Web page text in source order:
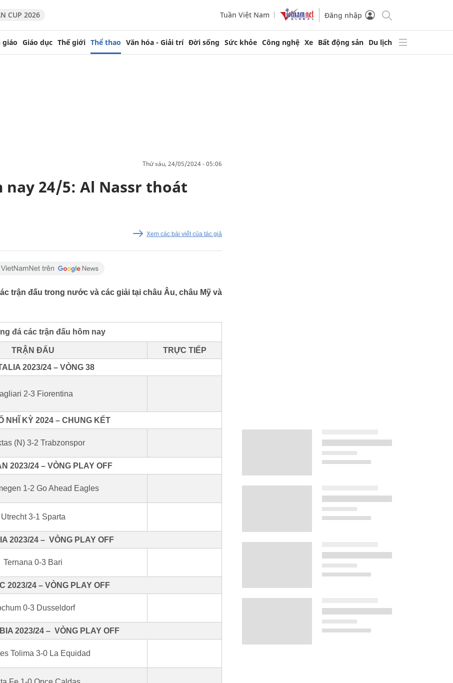
CUP 2026 Tuần Việt Nam Đăng nhập
giáo Giáo dục Thế giới Thể thao Văn hóa - Giải trí Đời sống Sức khỏe Công nghệ Xe Bất động sản Du lịch
thứ sáu, 24/05/2024 - 05:06
nay 24/5: Al Nassr thoát
Xem các bài viết của tác giả
trận đấu trong nước và các giải tại châu Âu, châu Mỹ và
đá các trận đấu hôm nay
TRẬN ĐẤU
TRỰC TIẾP
2023/24 – VÒNG 38
2-3 Fiorentina
NHĨ KỲ 2024 – CHUNG KẾT
(N) 3-2 Trabzonspor
2023/24 – VÒNG PLAY OFF
1-2 Go Ahead Eagles
Utrecht 3-1 Sparta
2023/24 – VÒNG PLAY OFF
Ternana 0-3 Bari
2023/24 – VÒNG PLAY OFF
0-3 Dusseldorf
2023/24 – VÒNG PLAY OFF
Tolima 3-0 La Equidad